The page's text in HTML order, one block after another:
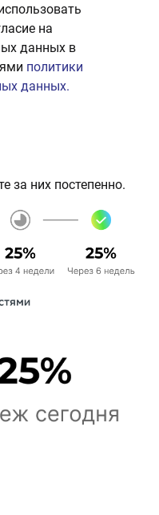
на
данных в
политики
данных.
за них постепенно.